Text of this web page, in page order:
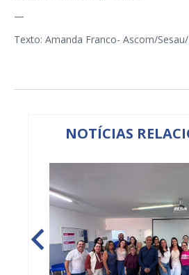
—
Texto: Amanda Franco- Ascom/Sesau/
NOTÍCIAS